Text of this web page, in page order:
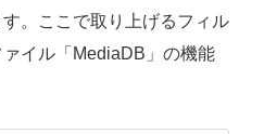
。ここで取り上げるフィル
イル「MediaDB」の機能